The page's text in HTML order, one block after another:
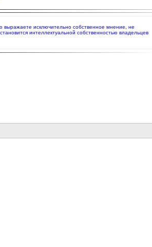
выражаете исключительно собственное мнение, не
интеллектуальной собственностью владельцев